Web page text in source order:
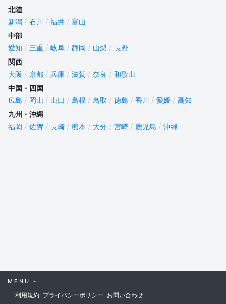
北陸
新潟
石川 福井
富山
中部
愛知
三重 岐阜 静岡 山梨
長野
関西
大阪
京都 兵庫 滋賀 奈良
和歌山
中国・四国
広島
岡山 山口 島根 鳥取 徳島 香川 愛媛
高知
九州・沖縄
福岡
佐賀 長崎 熊本 大分 宮崎 鹿児島 沖縄
MENU -
利用規約 プライバシーポリシー お問い合わせ